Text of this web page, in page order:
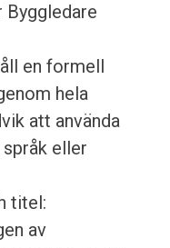
Byggledare
en formell
hela
att använda
eller
titel:
av